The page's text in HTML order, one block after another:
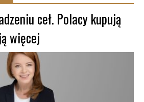
ceł. Polacy kupują
więcej